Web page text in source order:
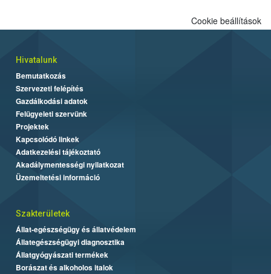
Cookie beállítások
Hivatalunk
Bemutatkozás
Szervezeti felépítés
Gazdálkodási adatok
Felügyeleti szervünk
Projektek
Kapcsolódó linkek
Adatkezelési tájékoztató
Akadálymentességi nyilatkozat
Üzemeltetési információ
Szakterületek
Állat-egészségügy és állatvédelem
Állategészségügyi diagnosztika
Állatgyógyászati termékek
Borászat és alkoholos italok